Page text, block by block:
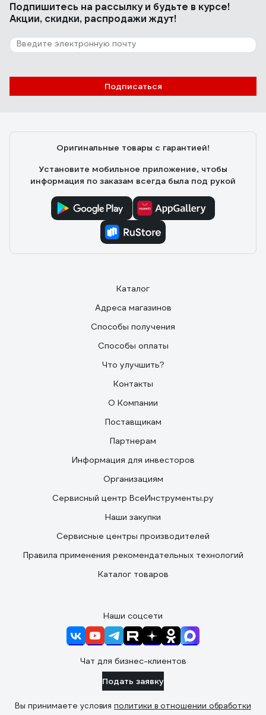
Подпишитесь на рассылкуи будьте в курсе!
Акции, скидки, распродажи ждут!
Подписаться
Оригинальные товары с гарантией!
Установите мобильное приложение, чтобы
информация по заказам всегда была под рукой
Каталог
Адреса магазинов
Способы получения
Способы оплаты
Что улучшить?
Контакты
О Компании
Поставщикам
Партнерам
Информация для инвесторов
Организациям
Сервисный центр ВсеИнструменты.ру
Наши закупки
Сервисные центры производителей
Правила применения рекомендательных технологий
Каталог товаров
Наши соцсети
Чат для бизнес-клиентов
Подать заявку
Вы принимаете условия политики в отношении обработки